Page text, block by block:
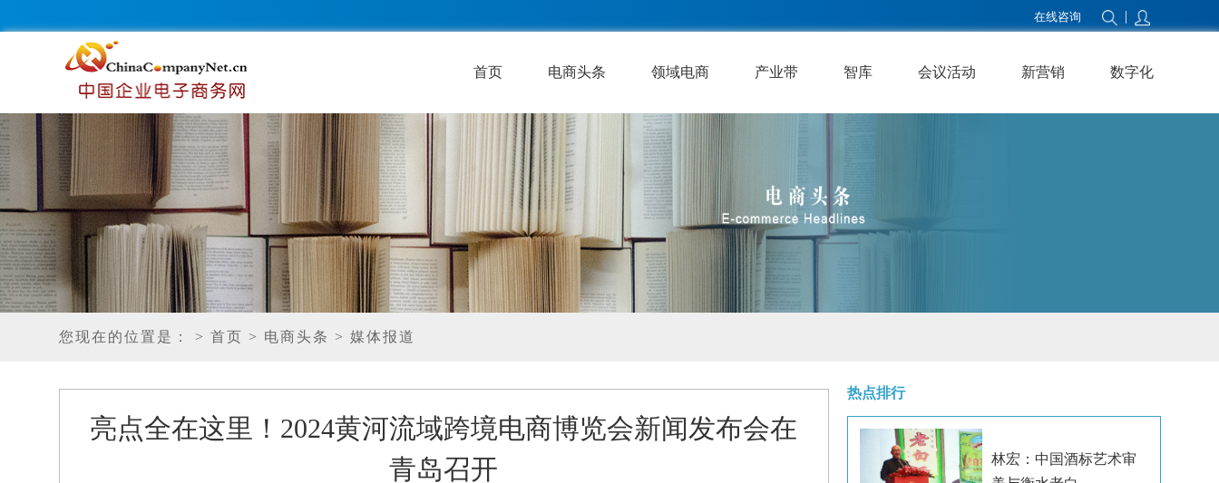
在线咨询 |
首页 电商头条 领域电商 产业带 智库 会议活动 新营销 数字化
您现在的位置是： > 首页 > 电商头条 > 媒体报道
亮点全在这里！2024黄河流域跨境电商博览会新闻发布会在
青岛召开
热点排行
林宏：中国酒标艺术审